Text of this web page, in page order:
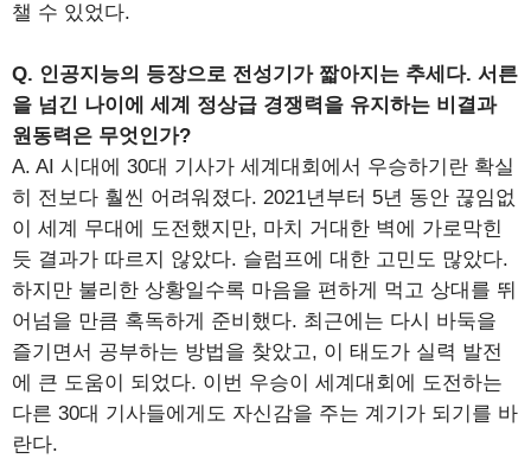
챌 수 있었다.
Q. 인공지능의 등장으로 전성기가 짧아지는 추세다. 서른
을 넘긴 나이에 세계 정상급 경쟁력을 유지하는 비결과
원동력은 무엇인가?
A. AI 시대에 30대 기사가 세계대회에서 우승하기란 확실
히 전보다 훨씬 어려워졌다. 2021년부터 5년 동안 끊임없
이 세계 무대에 도전했지만, 마치 거대한 벽에 가로막힌
듯 결과가 따르지 않았다. 슬럼프에 대한 고민도 많았다.
하지만 불리한 상황일수록 마음을 편하게 먹고 상대를 뛰
어넘을 만큼 혹독하게 준비했다. 최근에는 다시 바둑을
즐기면서 공부하는 방법을 찾았고, 이 태도가 실력 발전
에 큰 도움이 되었다. 이번 우승이 세계대회에 도전하는
다른 30대 기사들에게도 자신감을 주는 계기가 되기를 바
란다.